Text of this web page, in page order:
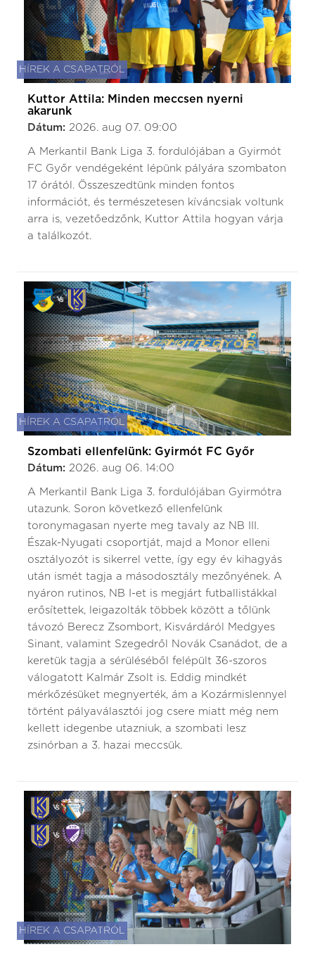
HÍREK A CSAPATRÓL
Kuttor Attila: Minden meccsen nyerni
akarunk
Dátum: 2026. aug 07. 09:00
A Merkantil Bank Liga 3. fordulójában a Gyirmót
FC Győr vendégeként lépünk pályára szombaton
17 órától. Összeszedtünk minden fontos
információt, és természetesen kíváncsiak voltunk
arra is, vezetőedzőnk, Kuttor Attila hogyan várja
a találkozót.
HÍREK A CSAPATRÓL
Szombati ellenfelünk: Gyirmót FC Győr
Dátum: 2026. aug 06. 14:00
A Merkantil Bank Liga 3. fordulójában Gyirmótra
utazunk. Soron következő ellenfelünk
toronymagasan nyerte meg tavaly az NB III.
Észak-Nyugati csoportját, majd a Monor elleni
osztályozót is sikerrel vette, így egy év kihagyás
után ismét tagja a másodosztály mezőnyének. A
nyáron rutinos, NB I-et is megjárt futballistákkal
erősítettek, leigazolták többek között a tőlünk
távozó Berecz Zsombort, Kisvárdáról Medgyes
Sinant, valamint Szegedről Novák Csanádot, de a
keretük tagja a sérüléséből felépült 36-szoros
válogatott Kalmár Zsolt is. Eddig mindkét
mérkőzésüket megnyerték, ám a Kozármislennyel
történt pályaválasztói jog csere miatt még nem
kellett idegenbe utazniuk, a szombati lesz
zsinórban a 3. hazai meccsük.
HÍREK A CSAPATRÓL